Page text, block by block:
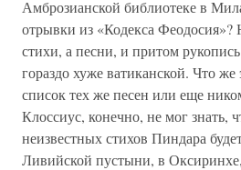
Амброзианской библиотеке в
отрывки из «Кодекса
стихи, а песни, и притом
гораздо хуже ватиканской. Что
список тех же песен или еще
Клоссиус, конечно, не мог знать,
неизвестных стихов Пиндара
Ливийской пустыни, в